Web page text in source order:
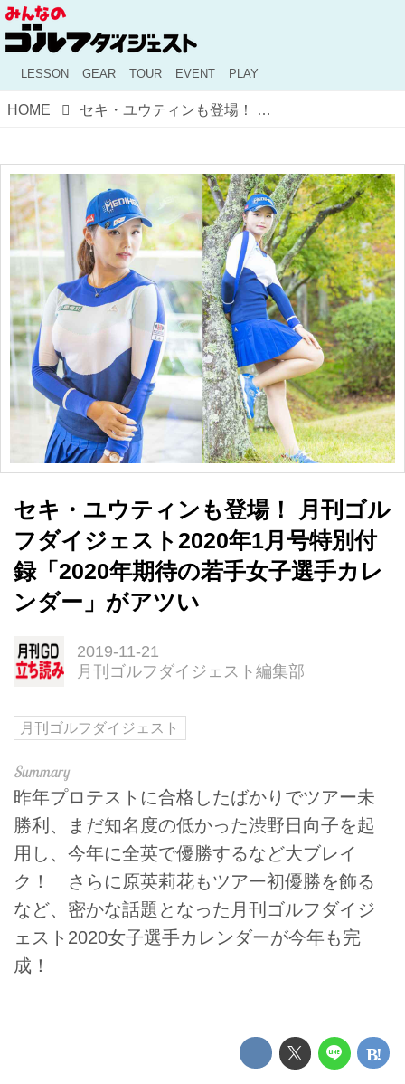
LESSON GEAR TOUR EVENT PLAY
HOME セキ・ユウティンも登場！ 月刊ゴルフダイジェスト2020年1月号特別付録「2020年期待の若手女子選手カレンダー」がアツい
セキ・ユウティンも登場！ 月刊ゴル
フダイジェスト2020年1月号特別付
録「2020年期待の若手女子選手カレ
ンダー」がアツい
2019-11-21
月刊ゴルフダイジェスト編集部
月刊ゴルフダイジェスト
昨年プロテストに合格したばかりでツアー未
勝利、まだ知名度の低かった渋野日向子を起
用し、今年に全英で優勝するなど大ブレイ
ク！ さらに原英莉花もツアー初優勝を飾る
など、密かな話題となった月刊ゴルフダイジ
ェスト2020女子選手カレンダーが今年も完
成！